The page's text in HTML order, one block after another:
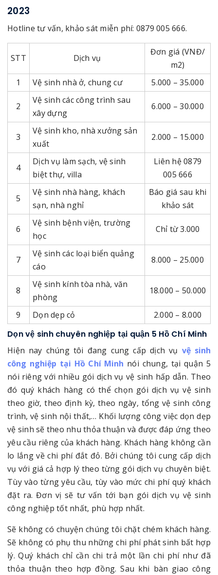
2023
Hotline tư vấn, khảo sát miễn phí: 0879 005 666.
STT Dịch vụ
Đơn giá (VNĐ/
m2)
1
Vệ sinh nhà ở, chung cư 5.000 – 35.000
2
Vệ sinh các công trình sau
xây dựng
6.000 – 30.000
3
Vệ sinh kho, nhà xưởng sản
xuất
2.000 – 15.000
4
Dịch vụ làm sạch, vệ sinh
biệt thự, villa
Liên hệ 0879
005 666
5
Vệ sinh nhà hàng, khách
sạn, nhà nghỉ
Báo giá sau khi
khảo sát
6
Vệ sinh bệnh viện, trường
học
Chỉ từ 3.000
7
Vệ sinh các loại biển quảng
cáo
8.000 – 25.000
8
Vệ sinh kính tòa nhà, văn
phòng
18.000 – 50.000
9 Dọn dẹp cỏ 2.000 – 8.000
Dọn vệ sinh chuyên nghiệp tại quận 5 Hồ Chí Minh
Hiện nay chúng tôi đang cung cấp dịch vụ vệ sinh
công nghiệp tại Hồ Chí Minh nói chung, tại quận 5
nói riêng với nhiều gói dịch vụ vệ sinh hấp dẫn. Theo
đó quý khách hàng có thể chọn gói dịch vụ vệ sinh
theo giờ, theo định kỳ, theo ngày, tổng vệ sinh công
trình, vệ sinh nội thất,… Khối lượng công việc dọn dẹp
vệ sinh sẽ theo nhu thỏa thuận và được đáp ứng theo
yêu cầu riêng của khách hàng. Khách hàng không cần
lo lắng về chi phí đắt đỏ. Bởi chúng tôi cung cấp dịch
vụ với giá cả hợp lý theo từng gói dịch vụ chuyên biệt.
Tùy vào từng yêu cầu, tùy vào mức chi phí quý khách
đặt ra. Đơn vị sẽ tư vấn tới bạn gói dịch vụ vệ sinh
công nghiệp tốt nhất, phù hợp nhất.
Sẽ không có chuyện chúng tôi chặt chém khách hàng.
Sẽ không có phụ thu những chi phí phát sinh bất hợp
lý. Quý khách chỉ cần chi trả một lần chi phí như đã
thỏa thuận theo hợp đồng. Sau khi bàn giao công